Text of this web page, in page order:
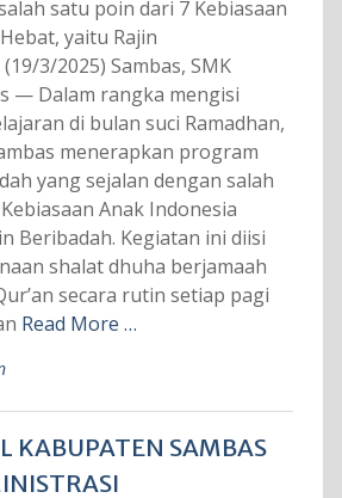
satu poin dari 7 Kebiasaan
yaitu Rajin
3/2025) Sambas, SMK
— Dalam rangka mengisi
di bulan suci Ramadhan,
menerapkan program
yang sejalan dengan salah
Anak Indonesia
Beribadah. Kegiatan ini diisi
shalat dhuha berjamaah
secara rutin setiap pagi
Read More …
KABUPATEN SAMBAS